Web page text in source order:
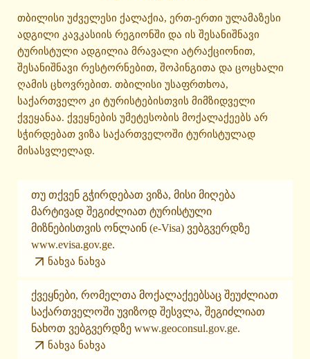
თბილისი უძველესი ქალაქია, ერთ-ერთი ულამაზესი
ადგილი კავკასიის რეგიონში და ის შესანიშნავი
ტურისტული ადგილია მრავალი ატრაქციონით,
შესანიშნავი რესტორნებით, შოპინგითა და ცოცხალი
ღამის ცხოვრებით. თბილისი უსაფრთხოა,
საქართველო კი ტურისტებისთვის მიმზიდველი
ქვეყანაა. ქვეყნების უმეტესობის მოქალაქეებს არ
სჭირდებათ ვიზა საქართველოში ტურისტულად
მისასვლელად.
თუ თქვენ გჭირდებათ ვიზა, მისი მიღება
მარტივად შეგიძლიათ ტურისტული
მიზნებისთვის ონლაინ (e-Visa) ვებგვერდზე
www.evisa.gov.ge.
ნახვა ნახვა
ქვეყნები, რომელთა მოქალაქეებსაც შეუძლიათ
საქართველოში უვიზოდ შესვლა, შეგიძლიათ
ნახოთ ვებგვერდზე www.geoconsul.gov.ge.
ნახვა ნახვა